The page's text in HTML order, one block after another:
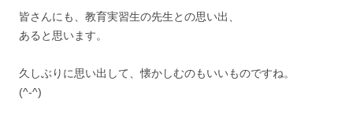
皆さんにも、教育実習生の先生との思い出、
あると思います。
久しぶりに思い出して、懐かしむのもいいものですね。
(^-^)